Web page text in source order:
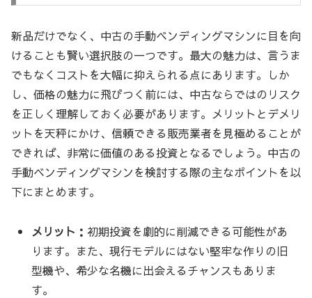
新品だけでなく、中古の手動ベンディングマシンに目を向
けることも賢い選択肢の一つです。最大の魅力は、言うま
でもなくコストを大幅に抑えられる点にあります。しか
し、価格の魅力に飛びつく前には、中古ならではのリスク
を正しく理解しておく必要があります。メリットとデメリ
ットを天秤にかけ、信頼できる販売業者を見極めることが
できれば、非常に価値のある投資となるでしょう。中古の
手動ベンディングマシンを検討する際の主なポイントを以
下にまとめます。
メリット：初期投資を劇的に削減できる可能性があ
ります。また、現行モデルにはない堅牢な作りの旧
型機や、希少な名機に出会えるチャンスもありま
す。